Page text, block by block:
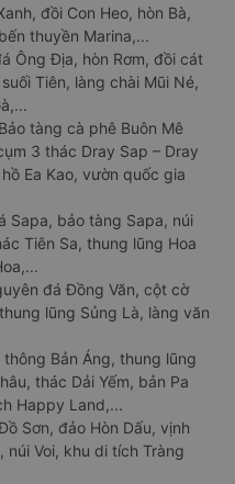
đồi Con Heo, hòn Bà,
thuyền Marina,...
Ông Địa, hòn Rơm, đồi cát
Tiên, làng chài Mũi Né,
Bảo tàng cà phê Buôn Mê
3 thác Dray Sap – Dray
Ea Kao, vườn quốc gia
Sapa, bảo tàng Sapa, núi
Tiên Sa, thung lũng Hoa
đá Đồng Văn, cột cờ
lũng Sủng Là, làng văn
thông Bản Áng, thung lũng
thác Dải Yếm, bản Pa
Happy Land,...
Sơn, đảo Hòn Dấu, vịnh
núi Voi, khu di tích Tràng